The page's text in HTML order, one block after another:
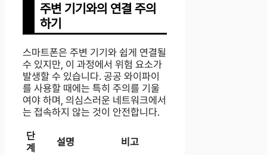
주변 기기와의 연결 주의
하기
스마트폰은 주변 기기와 쉽게 연결될
수 있지만, 이 과정에서 위험 요소가
발생할 수 있습니다. 공공 와이파이
를 사용할 때에는 특히 주의를 기울
여야 하며, 의심스러운 네트워크에서
는 접속하지 않는 것이 안전합니다.
단
계
설명
비고